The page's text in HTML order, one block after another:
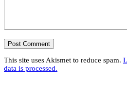
This site uses Akismet to reduce spam.
data is processed.